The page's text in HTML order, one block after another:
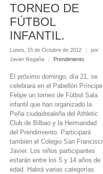
TORNEO DE
FÚTBOL
INFANTIL.
Lunes, 15 de Octubre de 2012 |
por
Javier Regaña
| Prendimiento
El próximo domingo, día 21, se
celebrará en el Pabellón Príncipe
Felipe un torneo de Fútbol Sala
infantil que han organizado la
Peña ciudadrealeña del Athletic
Club de Bilbao y la Hermandad
del Prendimiento. Participará
también el Colegio San
Javier. Los niños participantes
estarán entre los 5 y 14 años de
edad. Habrá varias categorías